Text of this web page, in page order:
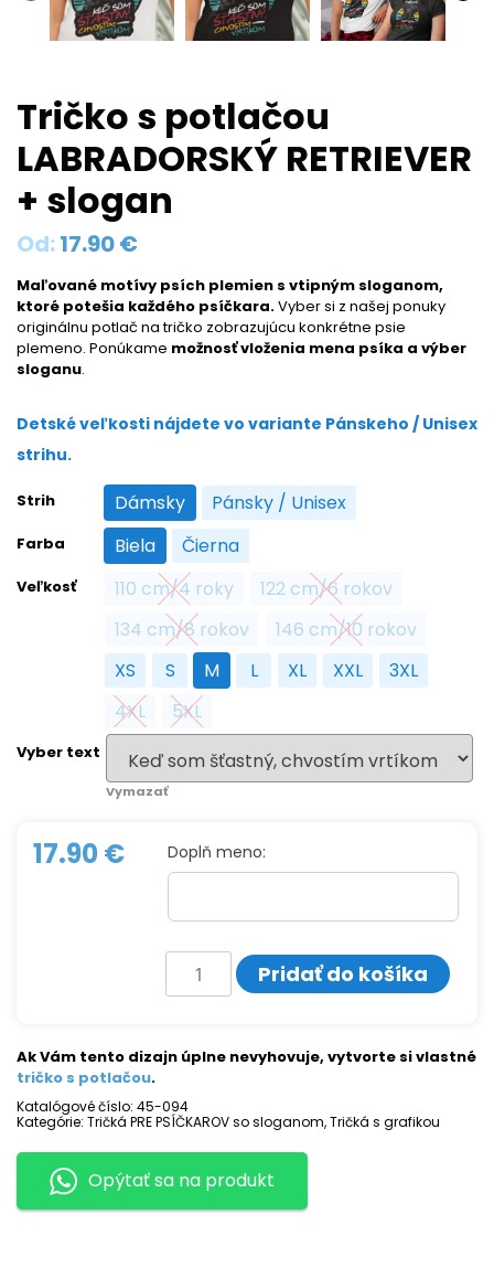
Tričko s potlačou
LABRADORSKÝ RETRIEVER
+ slogan
Od:17.90€
Maľované motívy psích plemien s vtipným sloganom,
ktoré potešia každého psíčkara.Vyber si z našej ponuky
originálnu potlač na tričko zobrazujúcu konkrétne psie
plemeno. Ponúkame možnosť vloženia mena psíka a výber
sloganu.
Detské veľkosti nájdete vo variante Pánskeho / Unisex
strihu.
Strih Dámsky
Dámsky Pánsky / Unisex
Pánsky / Unisex
Farba Biela
Biela Čierna
Čierna
Veľkosť 110 cm/4 roky
110 cm/4 roky122 cm/6 rokov
122 cm/6 rokov
134 cm/8 rokov
134 cm/8 rokov146 cm/10 rokov
146 cm/10 rokov
XS
XS S
S M
M LL XL
XL XXL
XXL 3XL
3XL
4XL
4XL 5XL
5XL
Vyber text
Vymazať
17.90€ Doplň meno:
množstvo
Tričko
s
RETRIEVER
+
Pridať do košíka
Ak Vám tento dizajn úplne nevyhovuje, vytvorte si vlastné
tričko s potlačou.
Katalógové číslo: 45-094
Kategórie: Tričká PRE PSÍČKAROV so sloganom,Tričká s grafikou
Opýtať sa na produkt